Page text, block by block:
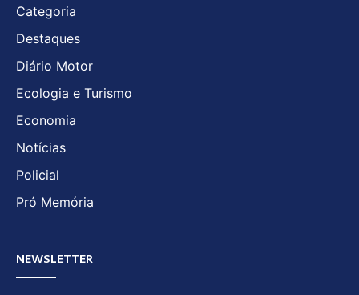
Categoria
Destaques
Diário Motor
Ecologia e Turismo
Economia
Notícias
Policial
Pró Memória
NEWSLETTER